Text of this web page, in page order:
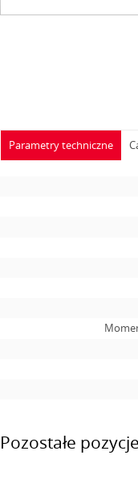
Parametry techniczne
Pozostałe